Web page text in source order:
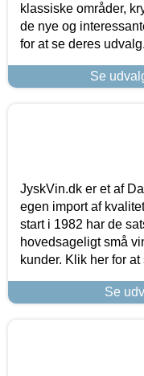
klassiske områder,
de nye og
for at se deres udvalg.
Se
JyskVin.dk er et af
egen import af
start i 1982 har de
hovedsageligt små
kunder. Klik her for
Se